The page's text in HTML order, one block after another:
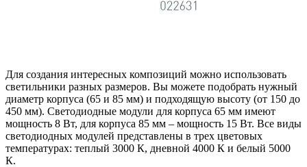
Для создания интересных композиций можно использовать
светильники разных размеров. Вы можете подобрать нужный
диаметр корпуса (65 и 85 мм) и подходящую высоту (от 150 до
450 мм). Светодиодные модули для корпуса 65 мм имеют
мощность 8 Вт, для корпуса 85 мм – мощность 15 Вт. Все виды
светодиодных модулей представлены в трех цветовых
температурах: теплый 3000 К, дневной 4000 К и белый 5000
К.